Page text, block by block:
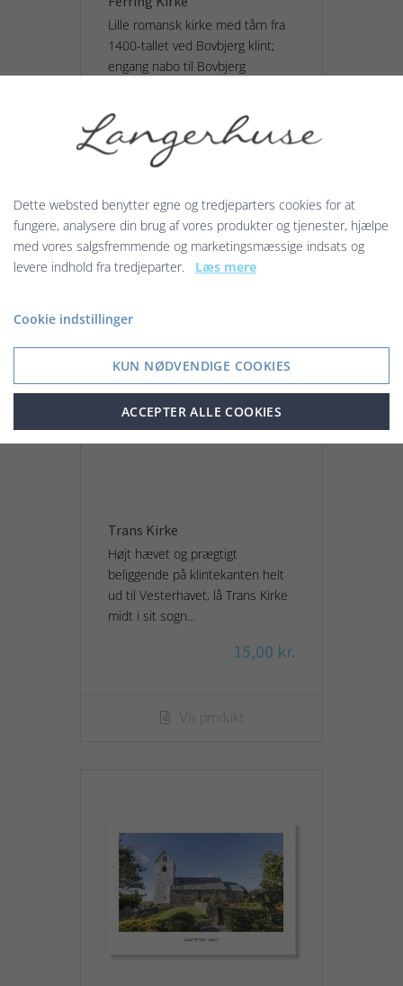
Lille romansk kirke med tårn fra
1400-tallet ved Bovbjerg klint;
engang nabo til Bovbjerg
15,00 kr.
Trans Kirke
Højt hævet og prægtigt
beliggende på klintekanten helt
ud til Vesterhavet, lå Trans Kirke
midt i sit sogn...
15,00 kr.
Vis produkt
Dette websted benytter egne og tredjeparters cookies for at
fungere, analysere din brug af vores produkter og tjenester, hjælpe
med vores salgsfremmende og marketingsmæssige indsats og
levere indhold fra tredjeparter. Læs mere
Cookie indstillinger
KUN NØDVENDIGE COOKIES
ACCEPTER ALLE COOKIES